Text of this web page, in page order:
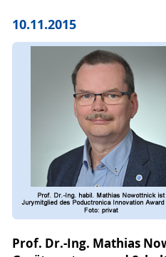
10.11.2015
Prof. Dr.-Ing. Mathias